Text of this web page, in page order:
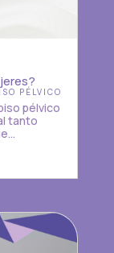
PÉLVICO
pélvico
tanto